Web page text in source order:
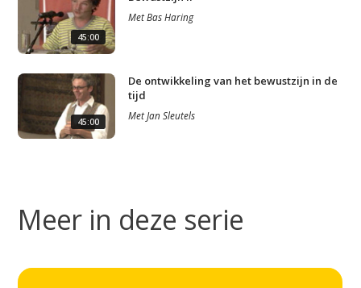
Studium Generale
Video
45:00
MetBas Haring
45:00
De ontwikkeling van het bewustzijn in de
tijd
MetJan Sleutels
Meer in deze serie